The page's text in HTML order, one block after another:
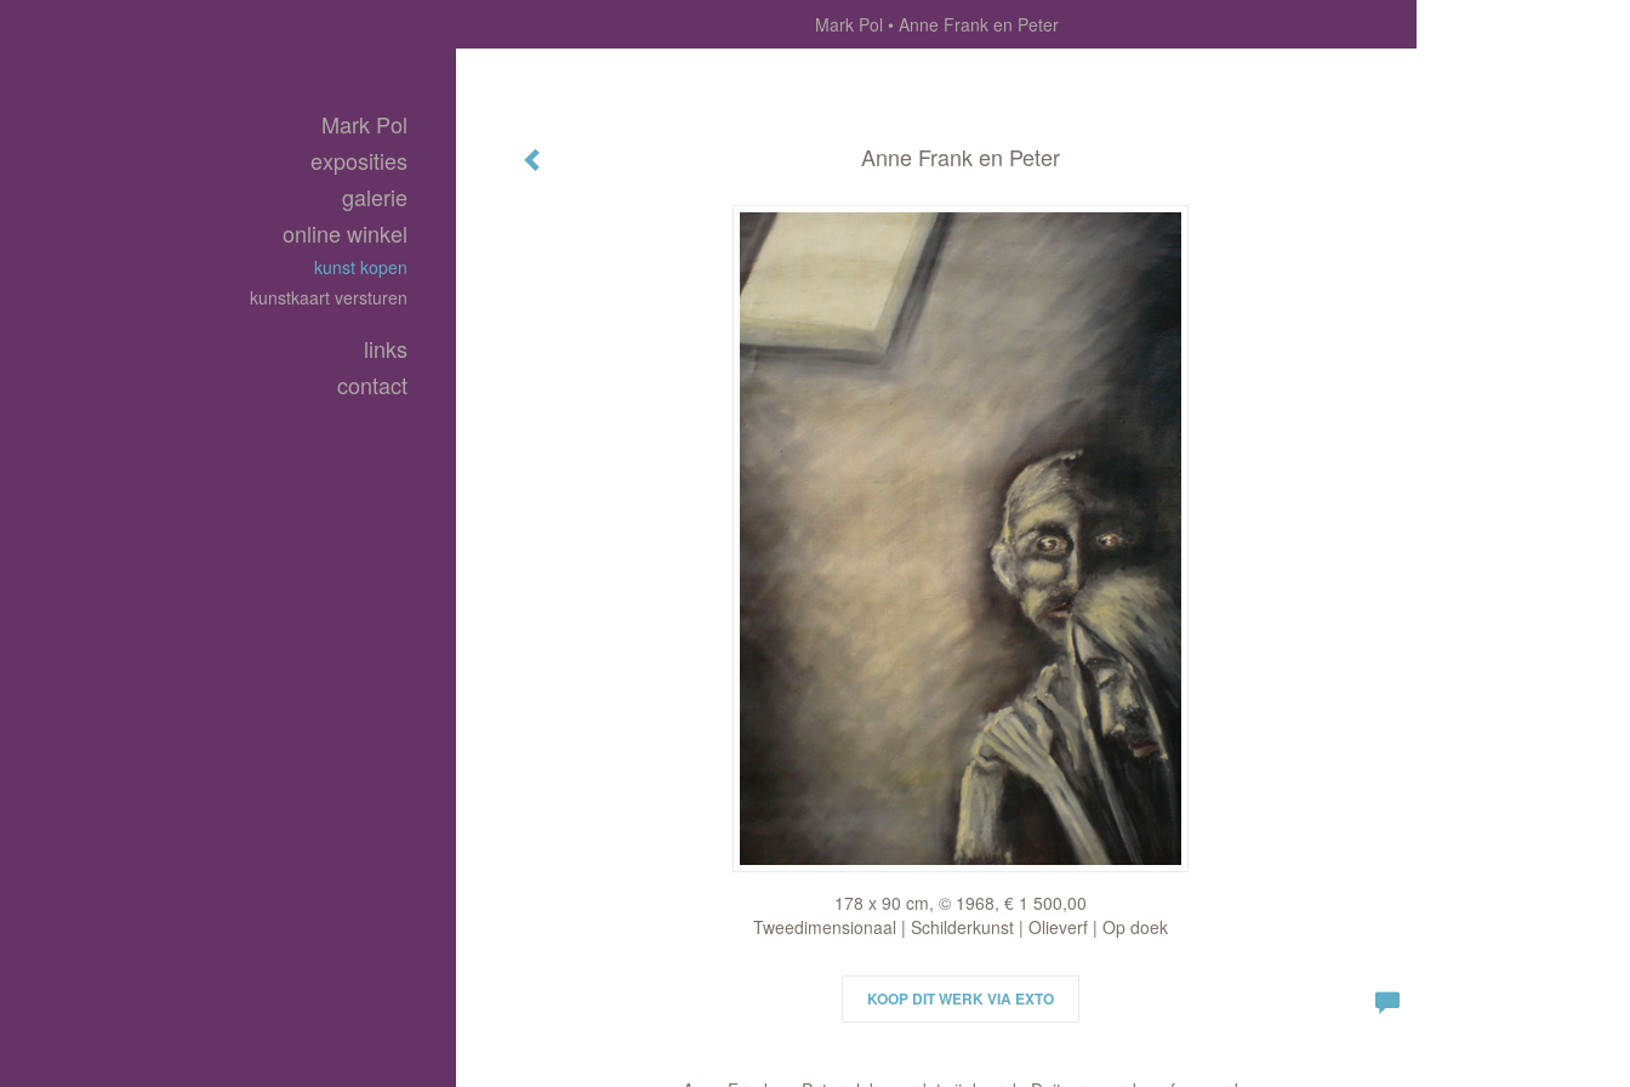
Mark Pol Anne Frank en Peter
Anne Frank en Peter
178 x 90 cm, © 1968, € 1 500,00
Tweedimensionaal | Schilderkunst | Olieverf | Op doek
KOOP DIT WERK VIA EXTO
Mark Pol
exposities
galerie
online winkel
kunst kopen
kunstkaart versturen
links
contact